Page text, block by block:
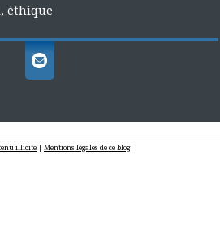
éthique
illicite | Mentions légales de ce blog